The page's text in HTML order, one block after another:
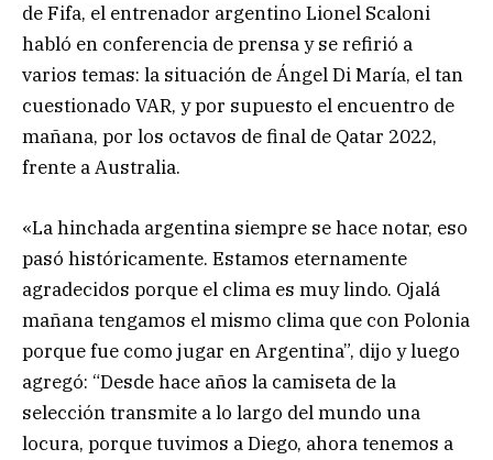
de Fifa, el entrenador argentino Lionel Scaloni
habló en conferencia de prensa y se refirió a
varios temas: la situación de Ángel Di María, el tan
cuestionado VAR, y por supuesto el encuentro de
mañana, por los octavos de final de Qatar 2022,
frente a Australia.
«La hinchada argentina siempre se hace notar, eso
pasó históricamente. Estamos eternamente
agradecidos porque el clima es muy lindo. Ojalá
mañana tengamos el mismo clima que con Polonia
porque fue como jugar en Argentina”, dijo y luego
agregó: “Desde hace años la camiseta de la
selección transmite a lo largo del mundo una
locura, porque tuvimos a Diego, ahora tenemos a